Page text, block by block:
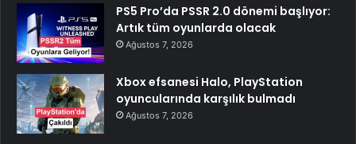
PS5 Pro’da PSSR 2.0 dönemi başlıyor:
Artık tüm oyunlarda olacak
Ağustos 7, 2026
Xbox efsanesi Halo, PlayStation
oyuncularında karşılık bulmadı
Ağustos 7, 2026